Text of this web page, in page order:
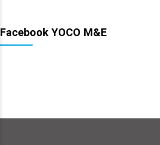
Facebook YOCO M&E